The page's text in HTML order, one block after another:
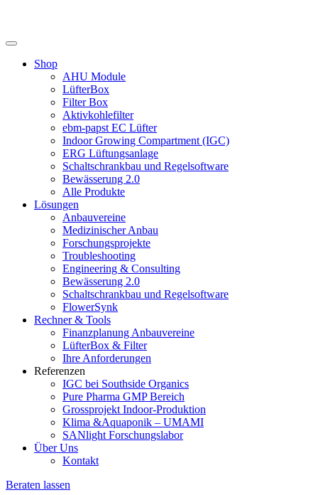
Shop
AHU Module
LüfterBox
Filter Box
Aktivkohlefilter
ebm-papst EC Lüfter
Indoor Growing Compartment (IGC)
ERG Lüftungsanlage
Schaltschrankbau und Regelsoftware
Bewässerung 2.0
Alle Produkte
Lösungen
Anbauvereine
Medizinischer Anbau
Forschungsprojekte
Troubleshooting
Engineering & Consulting
Bewässerung 2.0
Schaltschrankbau und Regelsoftware
FlowerSynk
Rechner & Tools
Finanzplanung Anbauvereine
LüfterBox & Filter
Ihre Anforderungen
Referenzen
IGC bei Southside Organics
Pure Pharma GMP Bereich
Grossprojekt Indoor-Produktion
Klima &Aquaponik – UMAMI
SANlight Forschungslabor
Über Uns
Kontakt
Beraten lassen